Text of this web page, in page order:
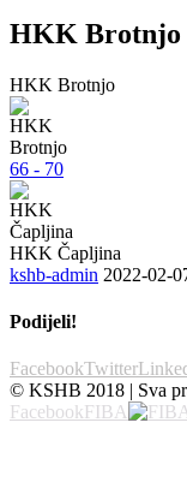
HKK Brotnjo
HKK Brotnjo
66 - 70
HKK Čapljina
kshb-admin 2022-02-
Podijeli!
FacebookTwitter
© KSHB 2018 | Sva
FacebookFIBA